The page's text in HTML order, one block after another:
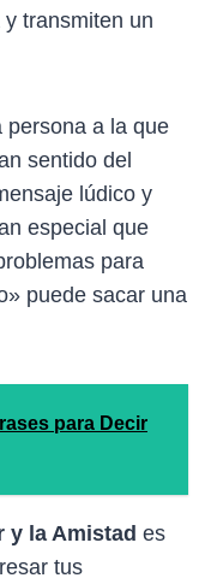
transmiten un
persona a la que
sentido del
lúdico y
especial que
para
puede sacar una
para Decir
y la Amistad es
tus